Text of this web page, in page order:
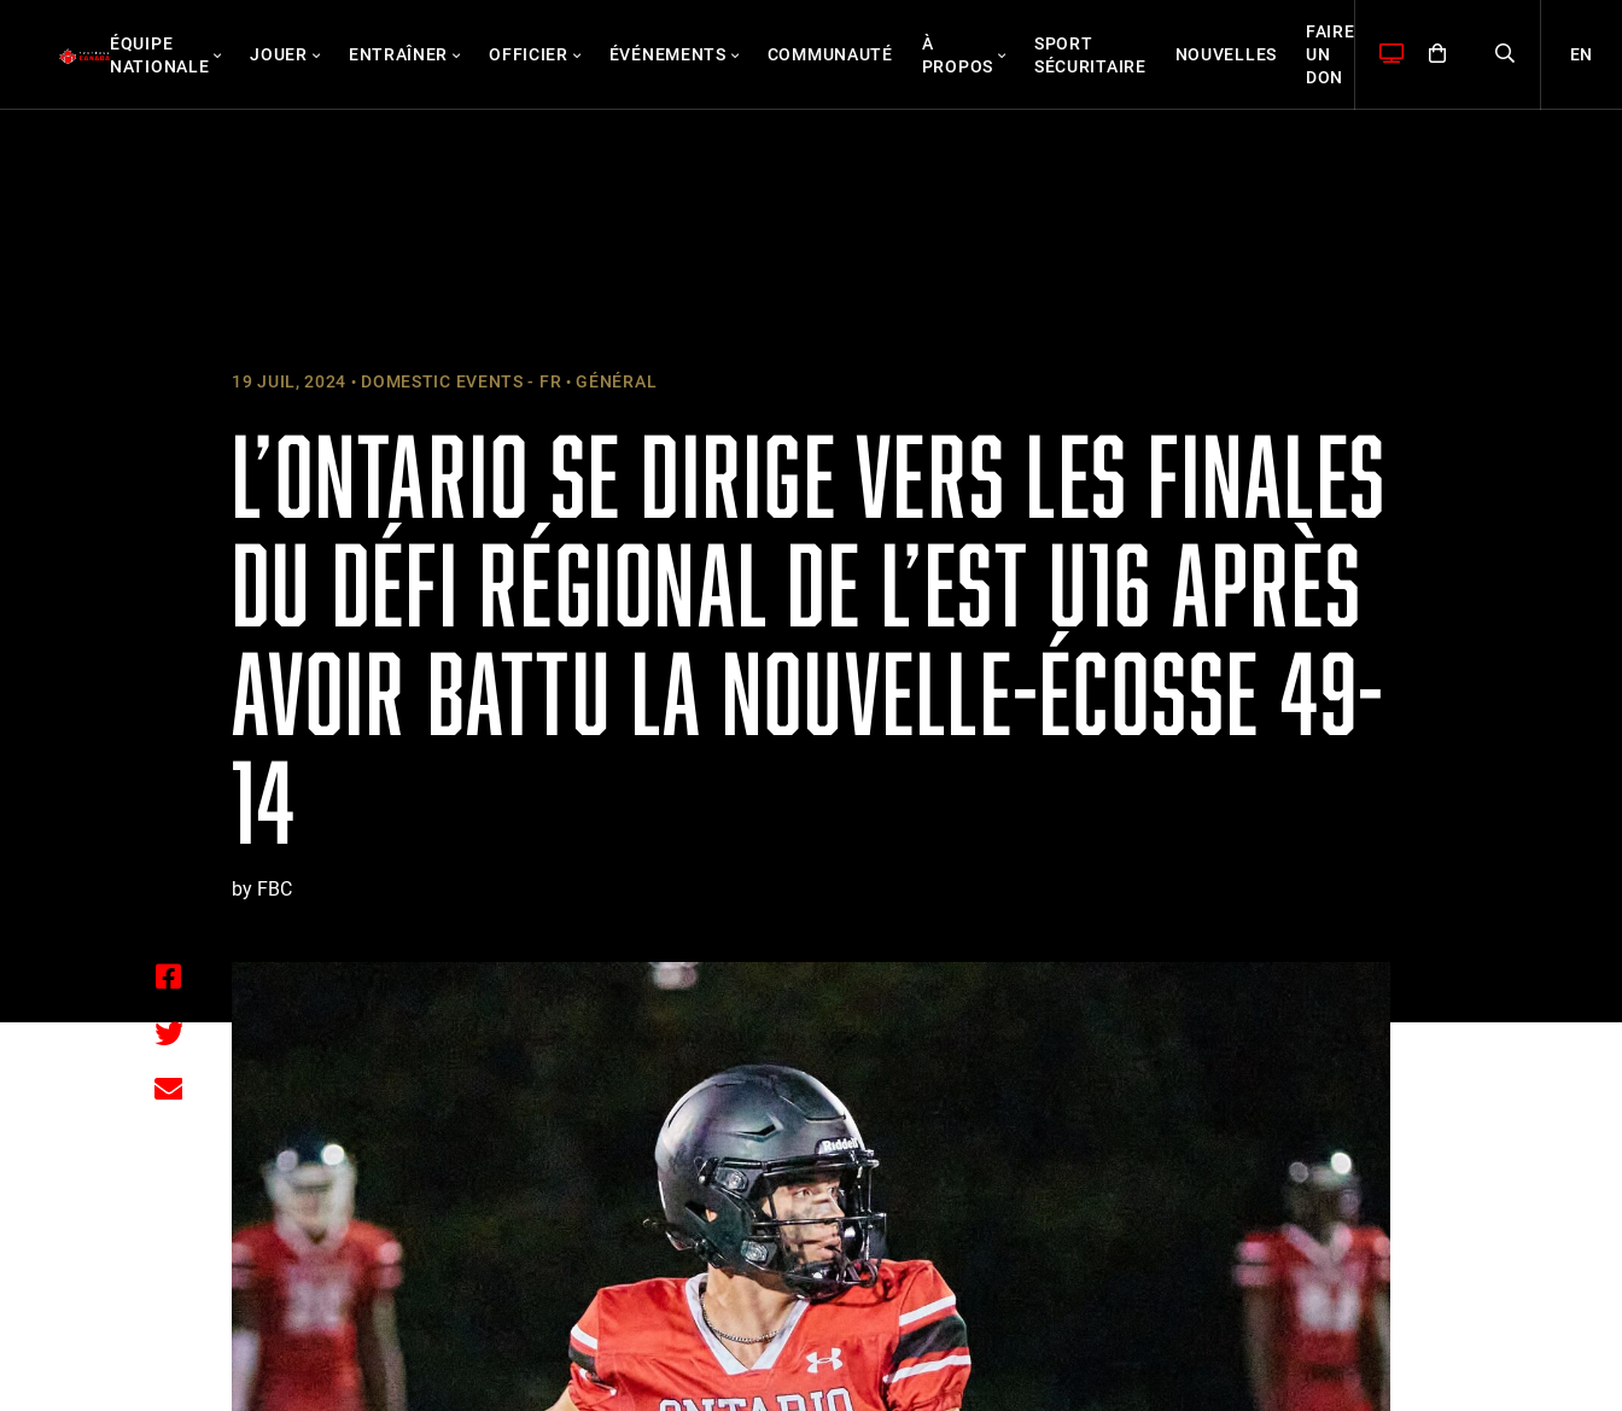
ÉQUIPE
NATIONALE
JOUER ENTRAÎNER OFFICIER ÉVÉNEMENTS COMMUNAUTÉ
À
PROPOS
SPORT
SÉCURITAIRE
NOUVELLES
FAIRE
UN
DON
EN
19 JUIL, 2024 DOMESTIC EVENTS - FR GÉNÉRAL
L’ONTARIO SE DIRIGE VERS LES FINALES
DU DÉFI RÉGIONAL DE L’EST U16 APRÈS
AVOIR BATTU LA NOUVELLE-ÉCOSSE 49-
14
by FBC